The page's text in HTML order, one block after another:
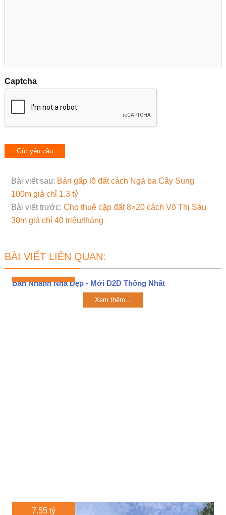
Captcha
Bài viết sau: Bán gấp lô đất cách Ngã ba Cây Sung
100m giá chỉ 1.3 tỷ
Bài viết trước: Cho thuê cặp đất 8×20 cách Võ Thị Sáu
30m giá chỉ 40 triệu/tháng
BÀI VIẾT LIÊN QUAN:
Bán Nhanh Nhà Đẹp - Mới D2D Thống Nhất
Xem thêm...
7.55 tỷ